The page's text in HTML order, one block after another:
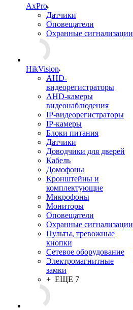
AxPro
Датчики
Оповещатели
Охранные сигнализации
HikVision
AHD-
видеорегистраторы
AHD-камеры
видеонаблюдения
IP-видеорегистраторы
IP-камеры
Блоки питания
Датчики
Доводчики для дверей
Кабель
Домофоны
Кронштейны и
комплектующие
Микрофоны
Мониторы
Оповещатели
Охранные сигнализации
Пульты, тревожные
кнопки
Сетевое оборудование
Электромагнитные
замки
+ ЕЩЕ 7